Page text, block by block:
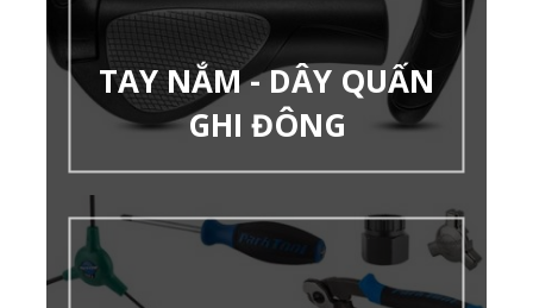
TAY NẮM - DÂY QUẤN
GHI ĐÔNG